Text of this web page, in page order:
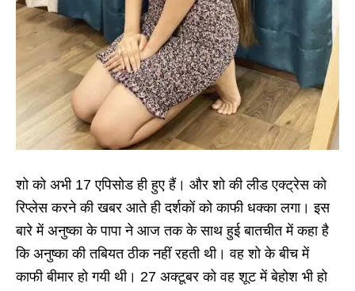
शो को अभी 17 एपिसोड ही हुए हैं। और शो की लीड एक्ट्रेस को
रिप्लेस करने की खबर आते ही दर्शकों को काफी धक्का लगा। इस
बारे में अनुष्का के पापा ने आज तक के साथ हुई बातचीत में कहा है
कि अनुष्का की तबियत ठीक नहीं रहती थी। वह शो के बीच में
काफी बीमार हो गयी थी। 27 अक्टूबर को वह शूट में बेहोश भी हो